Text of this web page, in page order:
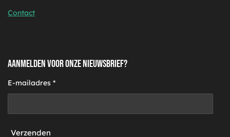
Contact
AANMELDEN VOOR ONZE NIEUWSBRIEF?
E-mailadres *
Verzenden